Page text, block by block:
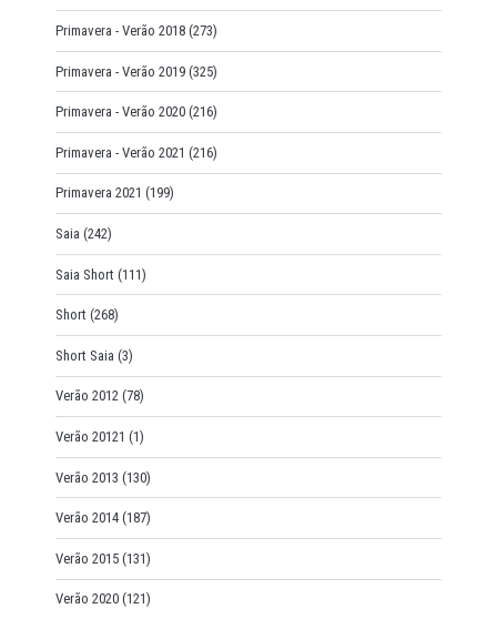
Primavera - Verão 2018 (273)
Primavera - Verão 2019 (325)
Primavera - Verão 2020 (216)
Primavera - Verão 2021 (216)
Primavera 2021 (199)
Saia (242)
Saia Short (111)
Short (268)
Short Saia (3)
Verão 2012 (78)
Verão 20121 (1)
Verão 2013 (130)
Verão 2014 (187)
Verão 2015 (131)
Verão 2020 (121)